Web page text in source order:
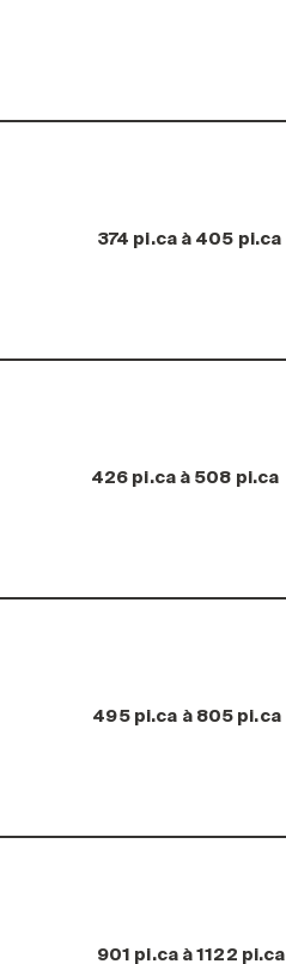
374 pi.ca à 405 pi.ca
426 pi.ca à 508 pi.ca
495 pi.ca à 805 pi.ca
901 pi.ca à 1122 pi.ca